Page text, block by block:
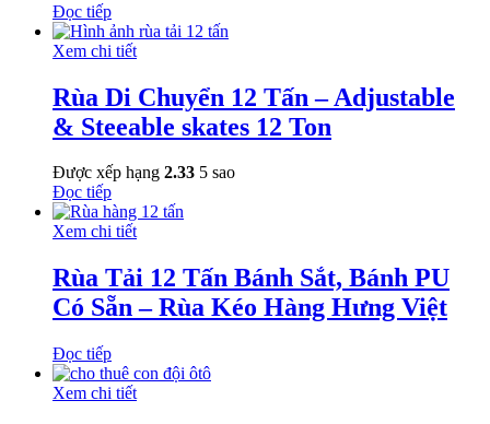
Đọc tiếp
Xem chi tiết
Rùa Di Chuyển 12 Tấn – Adjustable
& Steeable skates 12 Ton
Được xếp hạng 2.33 5 sao
Đọc tiếp
Xem chi tiết
Rùa Tải 12 Tấn Bánh Sắt, Bánh PU
Có Sẵn – Rùa Kéo Hàng Hưng Việt
Đọc tiếp
Xem chi tiết